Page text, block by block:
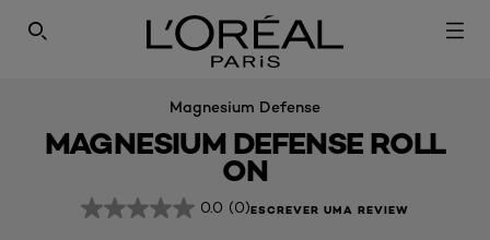
PESQUISAR NESTE SÍTIO
Magnesium Defense
MAGNESIUM DEFENSE ROLL
ON
0.0 (0)ESCREVER UMA REVIEW